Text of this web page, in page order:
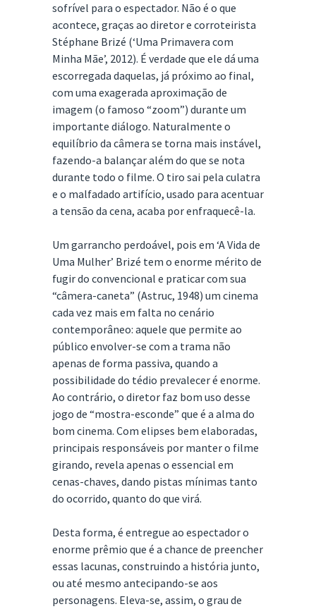
sofrível para o espectador. Não é o que
acontece, graças ao diretor e corroteirista
Stéphane Brizé (‘Uma Primavera com
Minha Mãe’, 2012). É verdade que ele dá uma
escorregada daquelas, já próximo ao final,
com uma exagerada aproximação de
imagem (o famoso “zoom”) durante um
importante diálogo. Naturalmente o
equilíbrio da câmera se torna mais instável,
fazendo-a balançar além do que se nota
durante todo o filme. O tiro sai pela culatra
e o malfadado artifício, usado para acentuar
a tensão da cena, acaba por enfraquecê-la.
Um garrancho perdoável, pois em ‘A Vida de
Uma Mulher’ Brizé tem o enorme mérito de
fugir do convencional e praticar com sua
“câmera-caneta” (Astruc, 1948) um cinema
cada vez mais em falta no cenário
contemporâneo: aquele que permite ao
público envolver-se com a trama não
apenas de forma passiva, quando a
possibilidade do tédio prevalecer é enorme.
Ao contrário, o diretor faz bom uso desse
jogo de “mostra-esconde” que é a alma do
bom cinema. Com elipses bem elaboradas,
principais responsáveis por manter o filme
girando, revela apenas o essencial em
cenas-chaves, dando pistas mínimas tanto
do ocorrido, quanto do que virá.
Desta forma, é entregue ao espectador o
enorme prêmio que é a chance de preencher
essas lacunas, construindo a história junto,
ou até mesmo antecipando-se aos
personagens. Eleva-se, assim, o grau de